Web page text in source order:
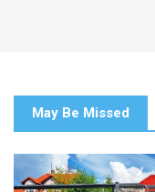
May Be Missed